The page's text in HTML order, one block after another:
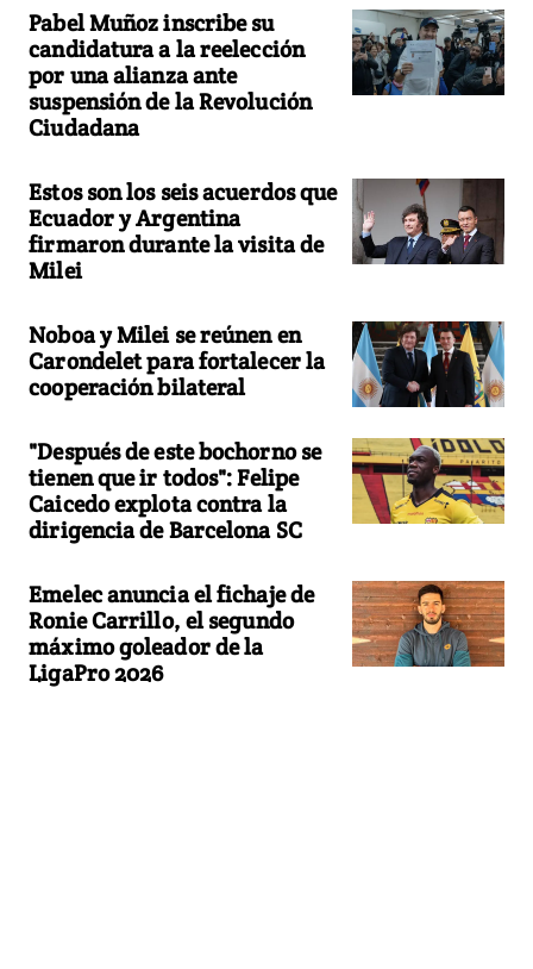
Pabel Muñoz inscribe su
candidatura a la reelección
por una alianza ante
suspensión de la Revolución
Ciudadana
Estos son los seis acuerdos que
Ecuador y Argentina
firmaron durante la visita de
Milei
Noboa y Milei se reúnen en
Carondelet para fortalecer la
cooperación bilateral
"Después de este bochorno se
tienen que ir todos": Felipe
Caicedo explota contra la
dirigencia de Barcelona SC
Emelec anuncia el fichaje de
Ronie Carrillo, el segundo
máximo goleador de la
LigaPro 2026